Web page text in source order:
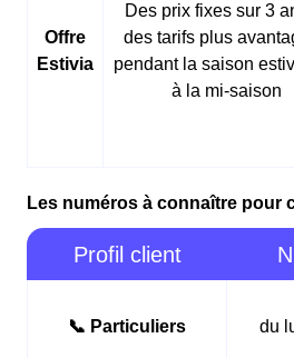
Offre
Estivia
Des prix fixes sur 3
des tarifs plus
pendant la saison
à la mi-saison
Les numéros à connaître pour
Profil client
📞 Particuliers
du